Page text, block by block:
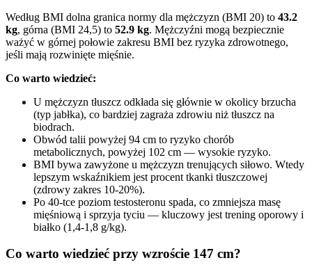
Według BMI dolna granica normy dla mężczyzn (BMI 20) to 43.2
kg, górna (BMI 24,5) to 52.9 kg. Mężczyźni mogą bezpiecznie
ważyć w górnej połowie zakresu BMI bez ryzyka zdrowotnego,
jeśli mają rozwinięte mięśnie.
Co warto wiedzieć:
U mężczyzn tłuszcz odkłada się głównie w okolicy brzucha
(typ jabłka), co bardziej zagraża zdrowiu niż tłuszcz na
biodrach.
Obwód talii powyżej 94 cm to ryzyko chorób
metabolicznych, powyżej 102 cm — wysokie ryzyko.
BMI bywa zawyżone u mężczyzn trenujących siłowo. Wtedy
lepszym wskaźnikiem jest procent tkanki tłuszczowej
(zdrowy zakres 10-20%).
Po 40-tce poziom testosteronu spada, co zmniejsza masę
mięśniową i sprzyja tyciu — kluczowy jest trening oporowy i
białko (1,4-1,8 g/kg).
Co warto wiedzieć przy wzroście 147 cm?